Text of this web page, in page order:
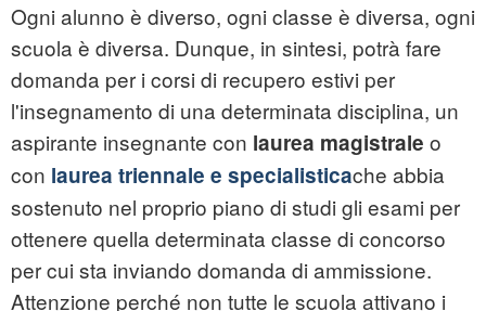
Ogni alunno è diverso, ogni classe è diversa, ogni
scuola è diversa. Dunque, in sintesi, potrà fare
domanda per i corsi di recupero estivi per
l'insegnamento di una determinata disciplina, un
aspirante insegnante con laurea magistrale o
con laurea triennale e specialisticache abbia
sostenuto nel proprio piano di studi gli esami per
ottenere quella determinata classe di concorso
per cui sta inviando domanda di ammissione.
Attenzione perché non tutte le scuola attivano i